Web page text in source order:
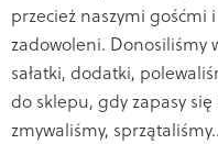
przecież naszymi gośćmi
zadowoleni. Donosiliśmy
sałatki, dodatki,
do sklepu, gdy zapasy się
zmywaliśmy,